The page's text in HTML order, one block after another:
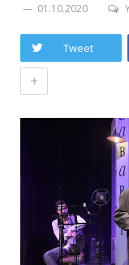
01.10.2020
Tweet
+